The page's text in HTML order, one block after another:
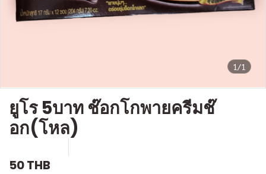
1/1
ยูโร 5บาท ช๊อกโกพายครีมช๊
อก(โหล)
50 THB